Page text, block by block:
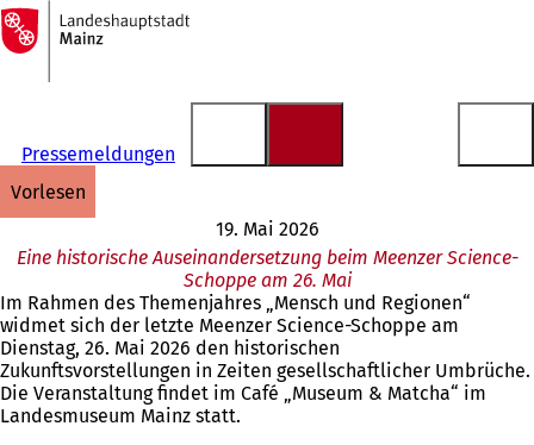
Inhalt anspringen
Zur
Startseite
Pressemeldungen
vorlesen
19. Mai 2026
Eine historische Auseinandersetzung beim Meenzer Science-
Schoppe am 26. Mai
Im Rahmen des Themenjahres „Mensch und Regionen“
widmet sich der letzte Meenzer Science-Schoppe am
Dienstag, 26. Mai 2026 den historischen
Zukunftsvorstellungen in Zeiten gesellschaftlicher Umbrüche.
Die Veranstaltung findet im Café „Museum & Matcha“ im
Landesmuseum Mainz statt.